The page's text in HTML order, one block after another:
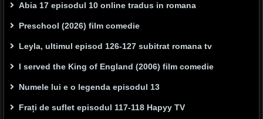
Abia 17 episodul 10 online tradus in romana
Preschool (2026) film comedie
Leyla, ultimul episod 126-127 subitrat romana tv
I served the King of England (2006) film comedie
Numele lui e o legenda episodul 13
Frați de suflet episodul 117-118 Hapyy TV